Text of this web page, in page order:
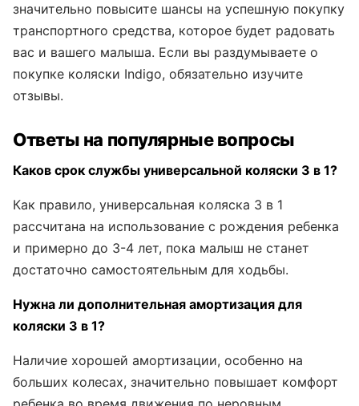
значительно повысите шансы на успешную покупку
транспортного средства, которое будет радовать
вас и вашего малыша. Если вы раздумываете о
покупке коляски Indigo, обязательно изучите
отзывы.
Ответы на популярные вопросы
Каков срок службы универсальной коляски 3 в 1?
Как правило, универсальная коляска 3 в 1
рассчитана на использование с рождения ребенка
и примерно до 3-4 лет, пока малыш не станет
достаточно самостоятельным для ходьбы.
Нужна ли дополнительная амортизация для
коляски 3 в 1?
Наличие хорошей амортизации, особенно на
больших колесах, значительно повышает комфорт